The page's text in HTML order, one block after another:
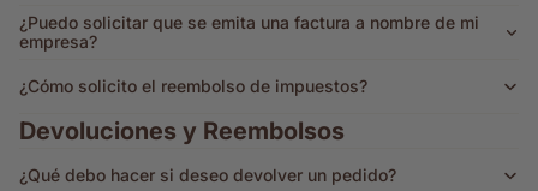
¿Puedo solicitar que se emita una factura a nombre de mi
empresa?
¿Cómo solicito el reembolso de impuestos?
Devoluciones y Reembolsos
¿Qué debo hacer si deseo devolver un pedido?